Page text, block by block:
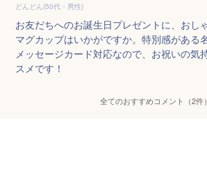
どんどん(50代・男性)
お友だちへのお誕生日プレゼントに、おし
マグカップはいかがですか。特別感がある
メッセージカード対応なので、お祝いの気
スメです！
全てのおすすめコメント（2件）